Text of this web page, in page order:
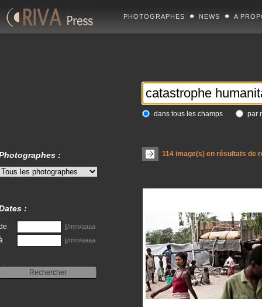
PHOTOGRAPHES NEWS A
dans tous les champs par
114image(s) en résultats de
:
:
jj/mm/aaaa
jj/mm/aaaa